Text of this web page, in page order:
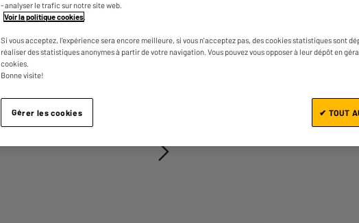
- analyser le trafic sur notre site web.
Voir la politique cookies
Si vous acceptez, l'expérience sera encore meilleure, si vous n'acceptez pas, des cookies statistiques sont
réaliser des statistiques anonymes à partir de votre navigation. Vous pouvez vous opposer à leur dépôt en
cookies.
Bonne visite!
Gérer les cookies ✔ TOUT